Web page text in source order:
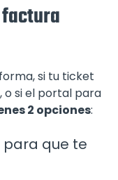
si tu ticket
o si el portal para
2 opciones:
para que te